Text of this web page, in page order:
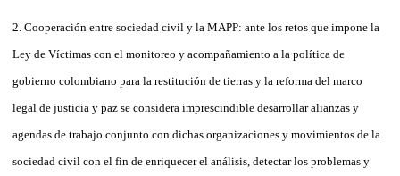
2. Cooperación entre sociedad civil y la MAPP: ante los retos que impone la
Ley de Víctimas con el monitoreo y acompañamiento a la política de
gobierno colombiano para la restitución de tierras y la reforma del marco
legal de justicia y paz se considera imprescindible desarrollar alianzas y
agendas de trabajo conjunto con dichas organizaciones y movimientos de la
sociedad civil con el fin de enriquecer el análisis, detectar los problemas y